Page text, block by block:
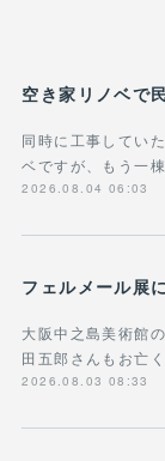
空き家リノベで
同時に工事してい
ベですが、もう一
2026.08.04 06:03
フェルメール展
大阪中之島美術館
田五郎さんもお亡
2026.08.03 08:33